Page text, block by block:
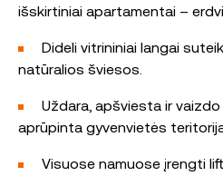
išskirtiniai apartamentai –
Dideli vitrininiai langai
natūralios šviesos.
Uždara, apšviesta ir
aprūpinta gyvenvietės
Visuose namuose įrengti